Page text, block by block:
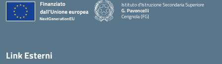
Istituto d'Istruzione Secondaria Superiore
G. Pavoncelli
Cerignola (FG)
— Visita la pagina iniziale della scuola
Link Esterni